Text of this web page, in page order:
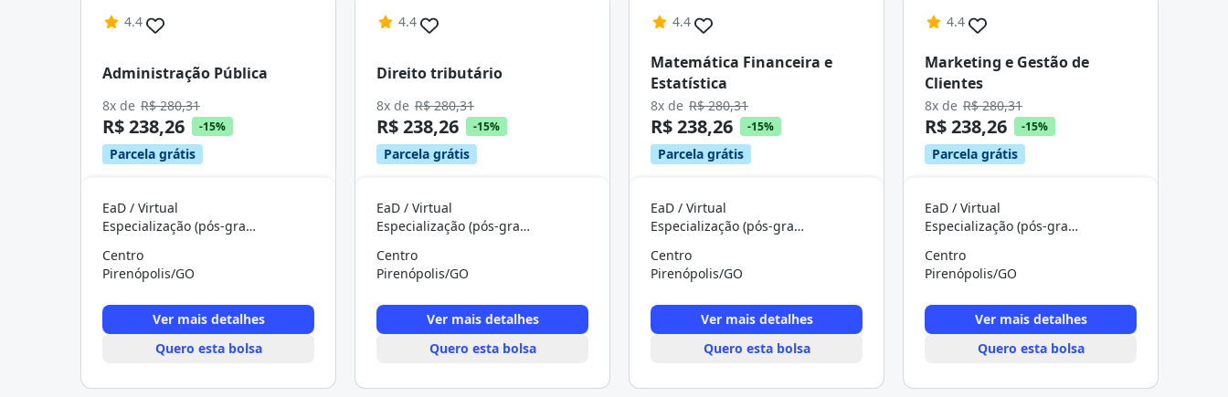
4.4
Administração Pública
8x de R$ 280,31
R$ 238,26 -15%
Parcela grátis
EaD / Virtual
Especialização (pós-graduação)
Centro
Pirenópolis/GO
Ver mais detalhes
Quero esta bolsa
4.4
Direito tributário
8x de R$ 280,31
R$ 238,26 -15%
Parcela grátis
EaD / Virtual
Especialização (pós-graduação)
Centro
Pirenópolis/GO
Ver mais detalhes
Quero esta bolsa
4.4
Matemática Financeira e
Estatística
8x de R$ 280,31
R$ 238,26 -15%
Parcela grátis
EaD / Virtual
Especialização (pós-graduação)
Centro
Pirenópolis/GO
Ver mais detalhes
Quero esta bolsa
4.4
Marketing e Gestão de
Clientes
8x de R$ 280,31
R$ 238,26 -15%
Parcela grátis
EaD / Virtual
Especialização (pós-graduação)
Centro
Pirenópolis/GO
Ver mais detalhes
Quero esta bolsa